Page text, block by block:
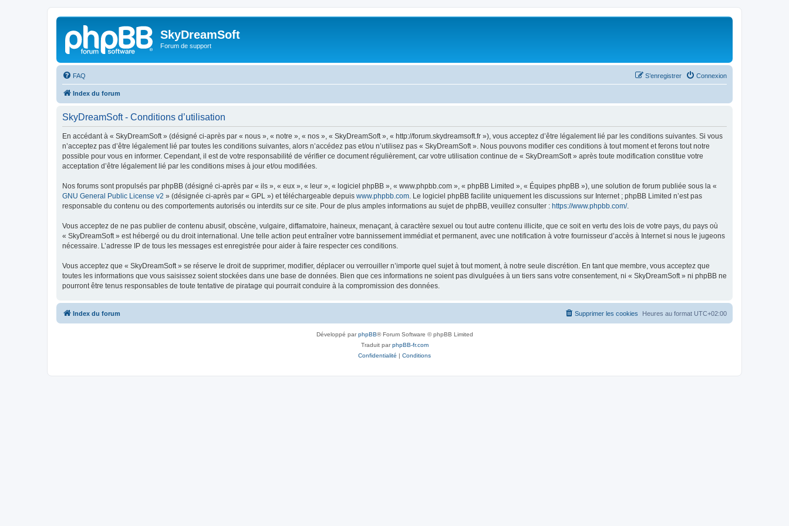
SkyDreamSoft
Forum de support
FAQ Connexion
S’enregistrer
Index du forum
SkyDreamSoft - Conditions d’utilisation
En accédant à « SkyDreamSoft » (désigné ci-après par « nous », « notre », « nos », « SkyDreamSoft », « http://forum.skydreamsoft.fr »), vous acceptez d’être légalement lié par les conditions suivantes. Si vous
n’acceptez pas d’être légalement lié par toutes les conditions suivantes, alors n’accédez pas et/ou n’utilisez pas « SkyDreamSoft ». Nous pouvons modifier ces conditions à tout moment et ferons tout notre
possible pour vous en informer. Cependant, il est de votre responsabilité de vérifier ce document régulièrement, car votre utilisation continue de « SkyDreamSoft » après toute modification constitue votre
acceptation d’être légalement lié par les conditions mises à jour et/ou modifiées.
Nos forums sont propulsés par phpBB (désigné ci-après par « ils », « eux », « leur », « logiciel phpBB », « www.phpbb.com », « phpBB Limited », « Équipes phpBB »), une solution de forum publiée sous la «
GNU General Public License v2 » (désignée ci-après par « GPL ») et téléchargeable depuis www.phpbb.com . Le logiciel phpBB facilite uniquement les discussions sur Internet ; phpBB Limited n’est pas
responsable du contenu ou des comportements autorisés ou interdits sur ce site. Pour de plus amples informations au sujet de phpBB, veuillez consulter : https://www.phpbb.com/.
Vous acceptez de ne pas publier de contenu abusif, obscène, vulgaire, diffamatoire, haineux, menaçant, à caractère sexuel ou tout autre contenu illicite, que ce soit en vertu des lois de votre pays, du pays où
« SkyDreamSoft » est hébergé ou du droit international. Une telle action peut entraîner votre bannissement immédiat et permanent, avec une notification à votre fournisseur d’accès à Internet si nous le jugeons
nécessaire. L’adresse IP de tous les messages est enregistrée pour aider à faire respecter ces conditions.
Vous acceptez que « SkyDreamSoft » se réserve le droit de supprimer, modifier, déplacer ou verrouiller n’importe quel sujet à tout moment, à notre seule discrétion. En tant que membre, vous acceptez que
toutes les informations que vous saisissez soient stockées dans une base de données. Bien que ces informations ne soient pas divulguées à un tiers sans votre consentement, ni « SkyDreamSoft » ni phpBB ne
pourront être tenus responsables de toute tentative de piratage qui pourrait conduire à la compromission des données.
Index du forum Heures au format UTC+02:00
Supprimer les cookies
Développé parphpBB® Forum Software © phpBB Limited
Traduit parphpBB-fr.com
Confidentialité | Conditions